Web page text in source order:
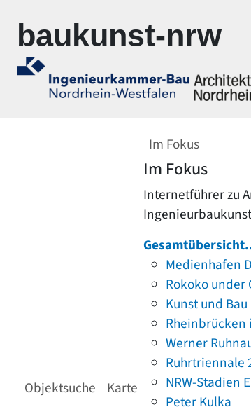
baukunst-nrw
Objektsuche Karte
Im Fokus
Im Fokus
Internetführer zu
Medienhafen
Rokoko under
Kunst und Bau
Rheinbrücken
Werner
Ruhrtriennale
NRW-Stadien
Peter Kulka